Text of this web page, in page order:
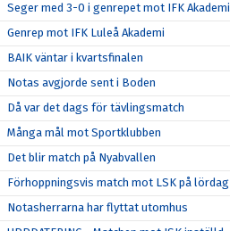
Seger med 3-0 i genrepet mot IFK Akademi
Genrep mot IFK Luleå Akademi
BAIK väntar i kvartsfinalen
Notas avgjorde sent i Boden
Då var det dags för tävlingsmatch
Många mål mot Sportklubben
Det blir match på Nyabvallen
Förhoppningsvis match mot LSK på lördag
Notasherrarna har flyttat utomhus